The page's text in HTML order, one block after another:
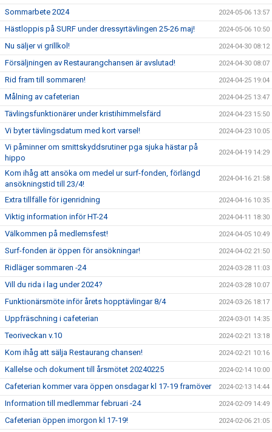
Sommarbete 2024 2024-05-06 13:57
Hästloppis på SURF under dressyrtävlingen 25-26 maj! 2024-05-06 10:50
Nu säljer vi grillkol! 2024-04-30 08:12
Försäljningen av Restaurangchansen är avslutad! 2024-04-30 08:07
Rid fram till sommaren! 2024-04-25 19:04
Målning av cafeterian 2024-04-25 13:47
Tävlingsfunktionärer under kristihimmelsfärd 2024-04-23 15:50
Vi byter tävlingsdatum med kort varsel! 2024-04-23 10:05
Vi påminner om smittskyddsrutiner pga sjuka hästar på
hippo
2024-04-19 14:29
Kom ihåg att ansöka om medel ur surf-fonden, förlängd
ansökningstid till 23/4!
2024-04-16 21:58
Extra tillfälle för igenridning 2024-04-16 10:35
Viktig information inför HT-24 2024-04-11 18:30
Välkommen på medlemsfest! 2024-04-05 10:49
Surf-fonden är öppen för ansökningar! 2024-04-02 21:50
Ridläger sommaren -24 2024-03-28 11:03
Vill du rida i lag under 2024? 2024-03-28 10:07
Funktionärsmöte inför årets hopptävlingar 8/4 2024-03-26 18:17
Uppfräschning i cafeterian 2024-03-01 14:35
Teoriveckan v.10 2024-02-21 13:18
Kom ihåg att sälja Restaurang chansen! 2024-02-21 10:16
Kallelse och dokument till årsmötet 20240225 2024-02-14 10:00
Cafeterian kommer vara öppen onsdagar kl 17-19 framöver 2024-02-13 14:44
Information till medlemmar februari -24 2024-02-09 14:49
Cafeterian öppen imorgon kl 17-19! 2024-02-06 21:05